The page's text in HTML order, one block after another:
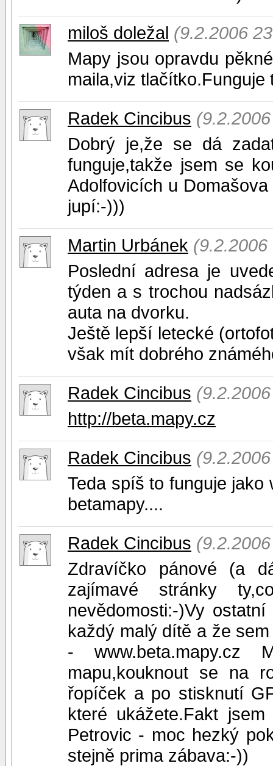
miloš doležal (9.2.2006
Mapy jsou opravdu
maila,viz tlačítko.Funguje
Radek Cincibus
Dobrý je,že se dá
funguje,takže jsem se
Adolfovicích u
jupí:-)))
Martin Urbánek (9.2.2006
Poslední adresa je
týden a s trochou
auta na dvorku.
Ještě lepší letecké
však mít dobrého
Radek Cincibus
http://beta.mapy.cz
Radek Cincibus
Teda spíš to funguje jako
betamapy....
Radek Cincibus
Zdravíčko pánové (a
zajímavé stránky
nevědomosti:-)Vy
každý malý dítě a že
- www.beta.mapy.cz
mapu,kouknout se na
řopíček a po stisknutí
které ukážete.Fakt
Petrovic - moc hezký
stejně prima zábava:-))